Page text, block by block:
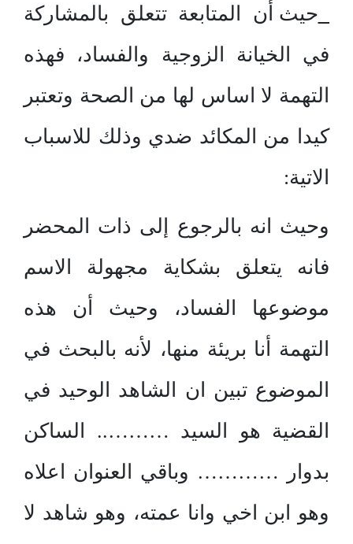
حيث أن المتابعة تتعلق بالمشاركة
في الخيانة الزوجية والفساد، فهذه
التهمة لا اساس لها من الصحة وتعتبر
كيدا من المكائد ضدي وذلك للاسباب
الاتية:
وحيث انه بالرجوع إلى ذات المحضر
فانه يتعلق بشكاية مجهولة الاسم
موضوعها الفساد، وحيث أن هذه
التهمة أنا بريئة منها، لأنه بالبحث في
الموضوع تبين ان الشاهد الوحيد في
القضية هو السيد ……….. الساكن
بدوار ………… وباقي العنوان اعلاه
وهو ابن اخي وانا عمته، وهو شاهد لا